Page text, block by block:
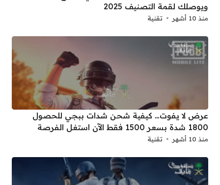
ويوصلك لقمة التصنيف 2025
منذ 10 أشهر تقنية
عرض لا يفوت… كيفية شحن شدات ببجي للحصول
1800 شدة بسعر 1500 فقط الآن استغل الفرصة
منذ 10 أشهر تقنية